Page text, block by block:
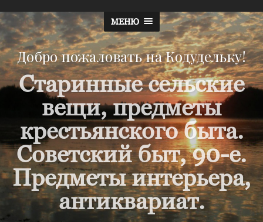
МЕНЮ
Добро пожаловать на Кодудельку!
Старинные сельские
вещи, предметы
крестьянского быта.
Советский быт, 90-е.
Предметы интерьера,
антиквариат.